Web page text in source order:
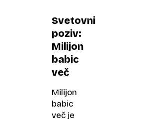
Svetovni
poziv:
Milijon
babic
več
Milijon
babic
več je